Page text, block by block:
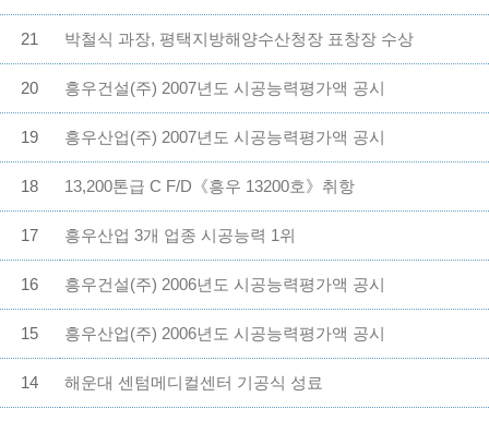
21 박철식 과장, 평택지방해양수산청장 표창장 수상
20 흥우건설(주) 2007년도 시공능력평가액 공시
19 흥우산업(주) 2007년도 시공능력평가액 공시
18 13,200톤급 C F/D《흥우 13200호》취항
17 흥우산업 3개 업종 시공능력 1위
16 흥우건설(주) 2006년도 시공능력평가액 공시
15 흥우산업(주) 2006년도 시공능력평가액 공시
14 해운대 센텀메디컬센터 기공식 성료